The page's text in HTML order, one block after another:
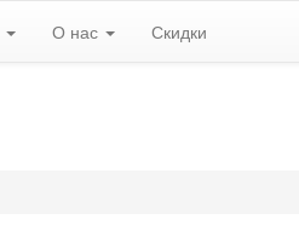
О нас Скидки